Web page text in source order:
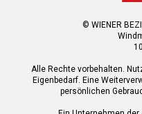
© WIENER
Alle Rechte vorbehalten.
Eigenbedarf. Eine
persönlichen